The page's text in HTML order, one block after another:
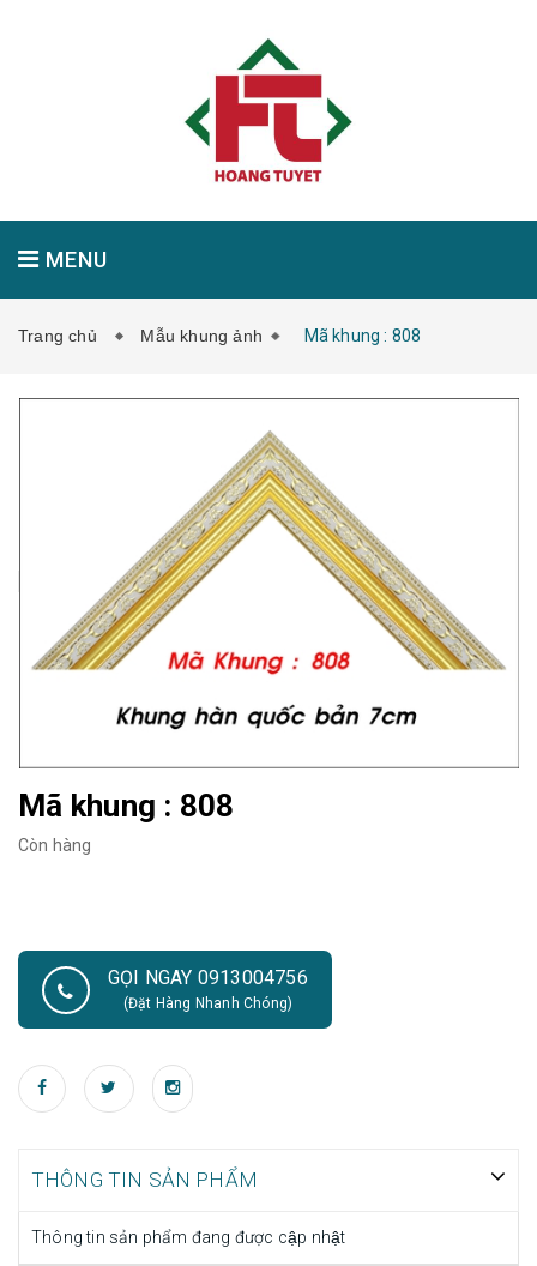
MENU
Trang chủ Mẫu khung ảnh Mã khung : 808
Mã khung : 808
Còn hàng
GỌI NGAY 0913004756
(Đặt Hàng Nhanh Chóng)
THÔNG TIN SẢN PHẨM
Thông tin sản phẩm đang được cập nhật